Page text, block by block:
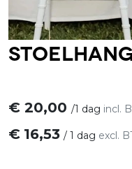
€ 20,00 /1 dag incl.
€ 16,53 / 1 dag excl.